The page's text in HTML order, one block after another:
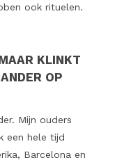
ook rituelen.
KLINKT
OP
Mijn ouders
een hele tijd
Barcelona en